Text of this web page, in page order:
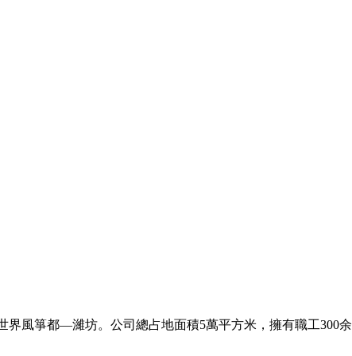
風箏都—濰坊。公司總占地面積5萬平方米，擁有職工300